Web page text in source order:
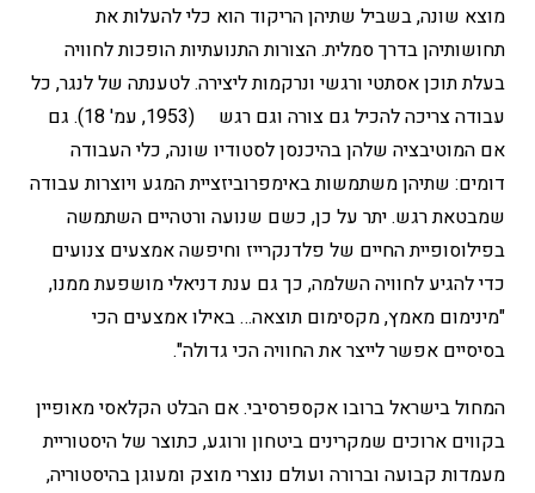
מוצא שונה, בשביל שתיהן הריקוד הוא כלי להעלות את
תחושותיהן בדרך סמלית. הצורות התנועתיות הופכות לחוויה
בעלת תוכן אסתטי ורגשי ונרקמות ליצירה. לטענתה של לנגר, כל
עבודה צריכה להכיל גם צורה וגם רגש (1953, עמ' 18). גם
אם המוטיבציה שלהן בהיכנסן לסטודיו שונה, כלי העבודה
דומים: שתיהן משתמשות באימפרוביזציית המגע ויוצרות עבודה
שמבטאת רגש. יתר על כן, כשם שנועה ורטהיים השתמשה
בפילוסופיית החיים של פלדנקרייז וחיפשה אמצעים צנועים
כדי להגיע לחוויה השלמה, כך גם ענת דניאלי מושפעת ממנו,
"מינימום מאמץ, מקסימום תוצאה… באילו אמצעים הכי
בסיסיים אפשר לייצר את החוויה הכי גדולה".
המחול בישראל ברובו אקספרסיבי. אם הבלט הקלאסי מאופיין
בקווים ארוכים שמקרינים ביטחון ורוגע, כתוצר של היסטוריית
מעמדות קבועה וברורה ועולם נוצרי מוצק ומעוגן בהיסטוריה,